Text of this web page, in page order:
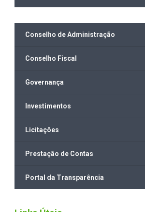
Conselho de Administração
Conselho Fiscal
Governança
Investimentos
Licitações
Prestação de Contas
Portal da Transparência